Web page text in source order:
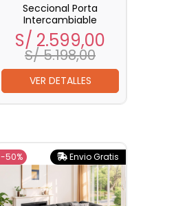
Seccional Porta
Intercambiable
Precio
S/ 2.599,00
S/ 5.198,00
VER DETALLES
Envio Gratis
-50%